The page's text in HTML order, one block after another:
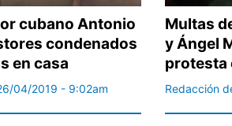
cubano Antonio
condenados
en casa
04/2019 - 9:02am
Multas
y Ángel
protesta
Redacción